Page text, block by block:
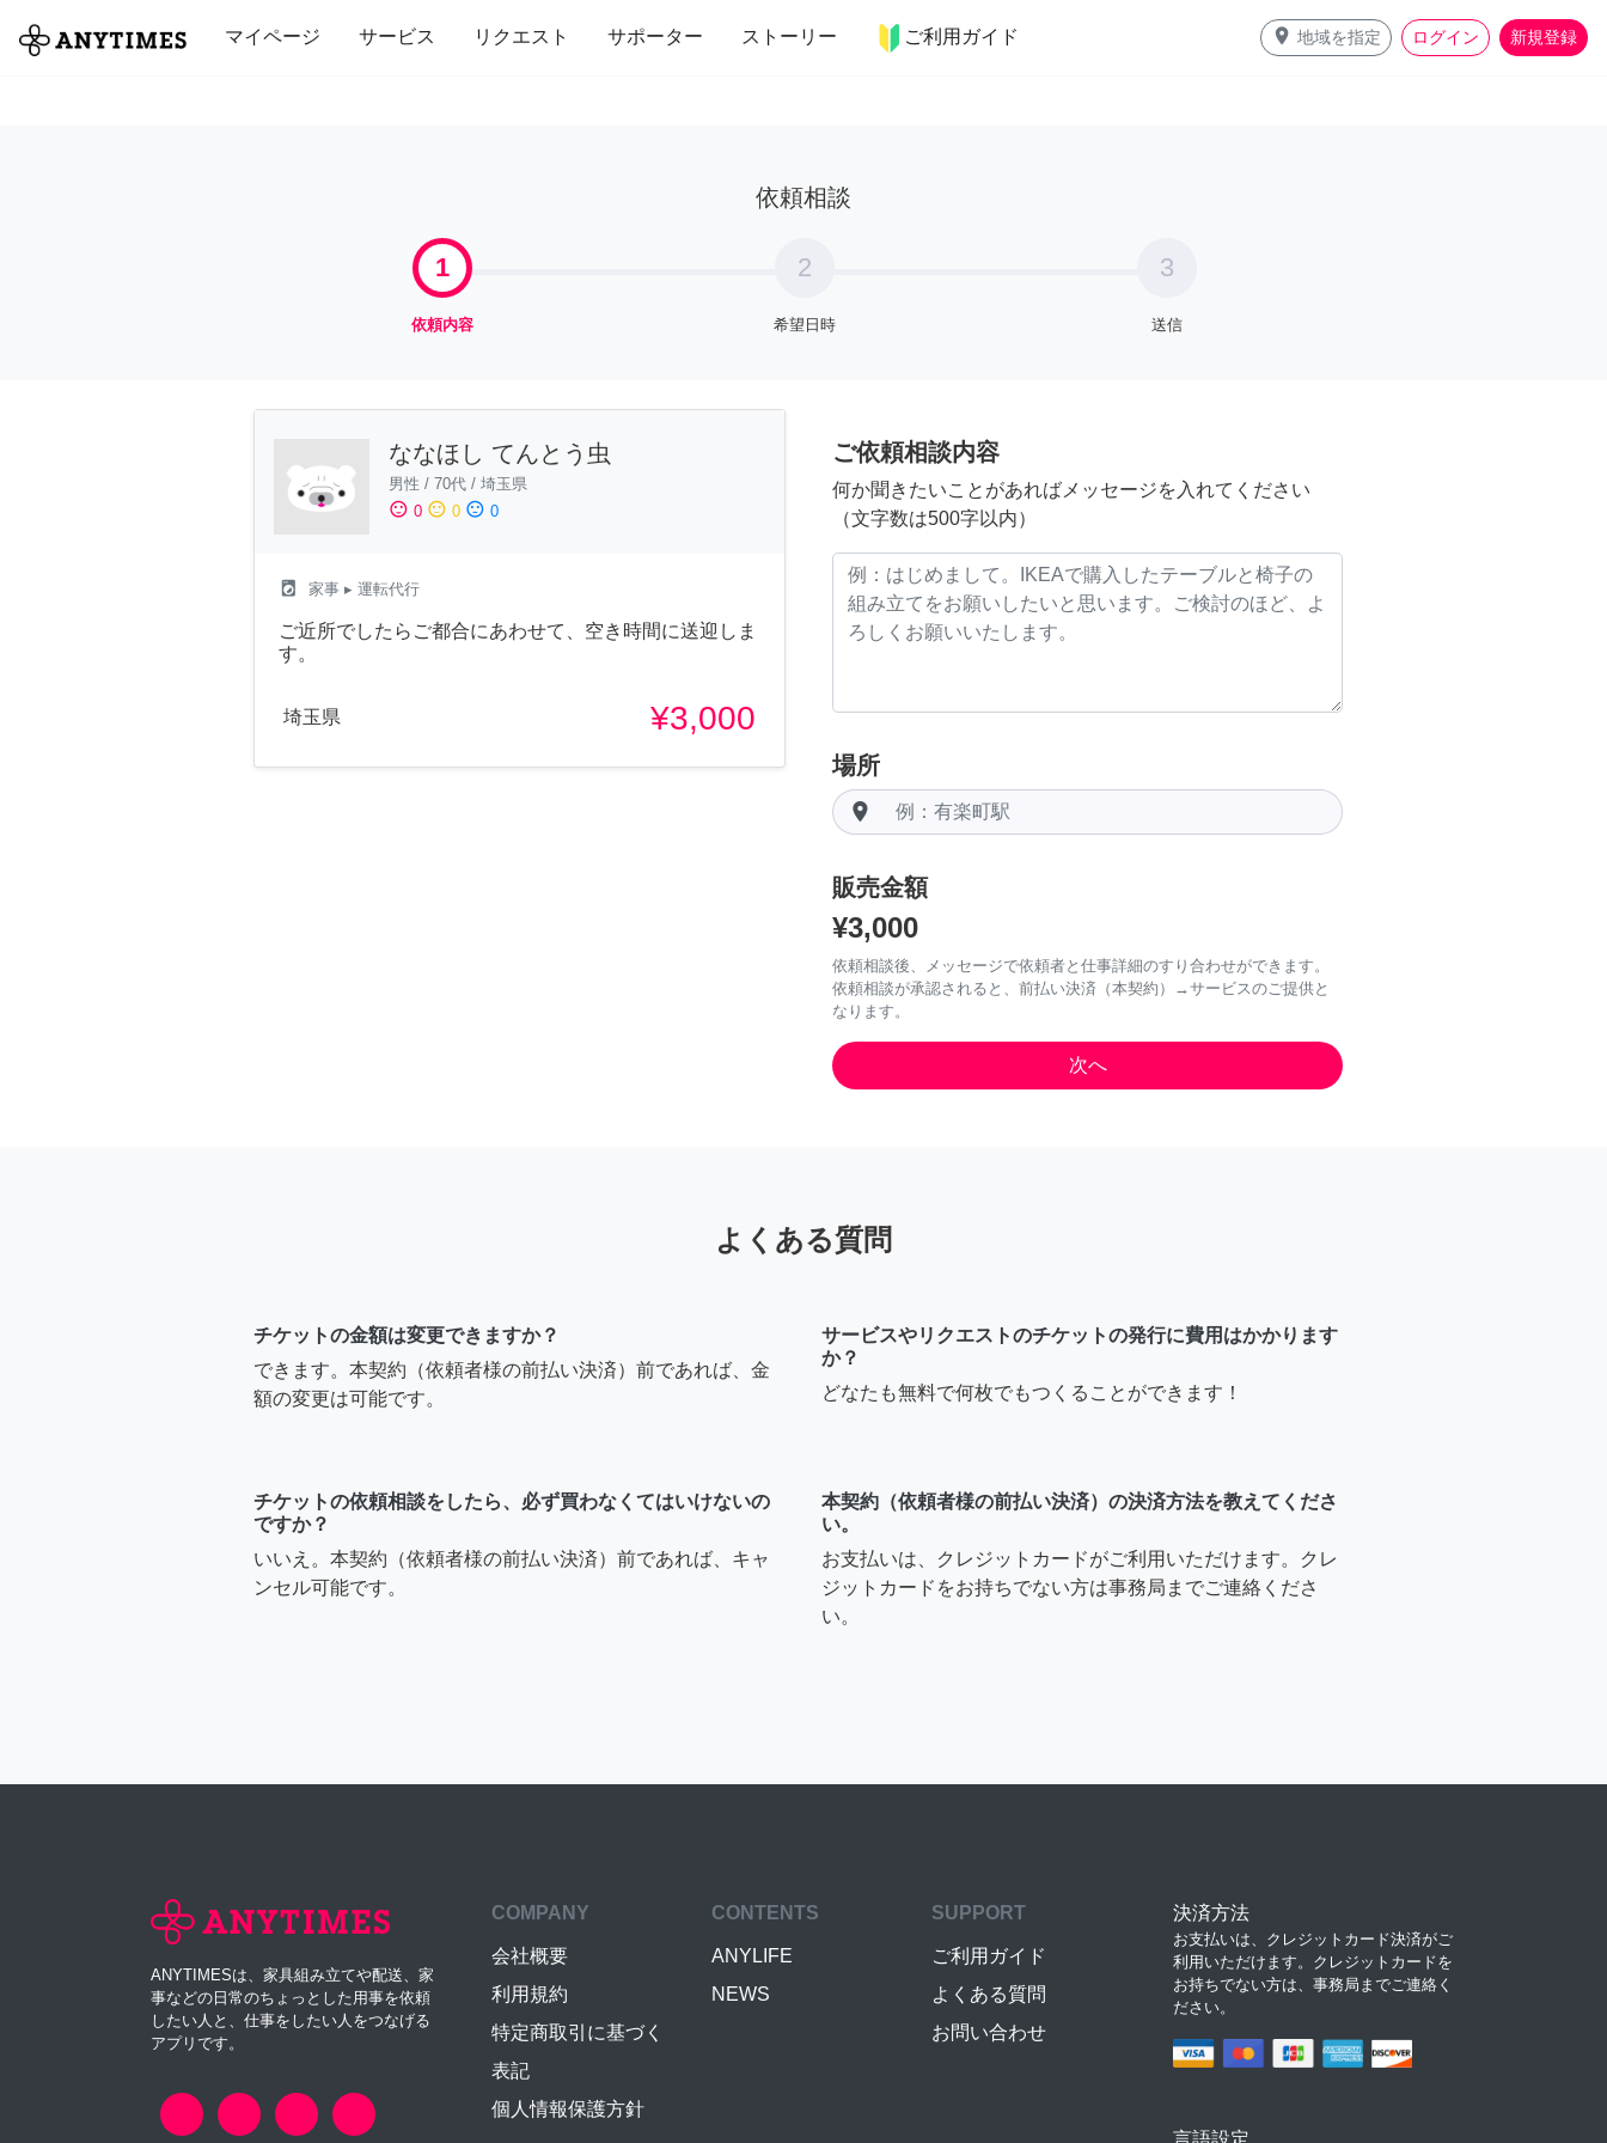
マイページ サービス リクエスト サポーター ストーリー ご利用ガイド place 地域を指定 ログイン 新規登録
全て 修理・組立 家事 引っ越し インテリア 趣味・習い事 ペット 料理
依頼相談
1
依頼内容
2
希望日時
3
送信
ななほし てんとう虫
男性 / 70代 / 埼玉県
sentiment_satisfied 0 sentiment_neutral 0 sentiment_dissatisfied 0
local_laundry_service 家事 ▸ 運転代行
ご近所でしたらご都合にあわせて、空き時間に送迎しま
す。
埼玉県 ¥3,000
ご依頼相談内容
何か聞きたいことがあればメッセージを入れてください
（文字数は500字以内）
場所
room
販売金額
¥3,000
依頼相談後、メッセージで依頼者と仕事詳細のすり合わせができます。
依頼相談が承認されると、前払い決済（本契約）→サービスのご提供と
なります。
よくある質問
チケットの金額は変更できますか？
できます。本契約（依頼者様の前払い決済）前であれば、金
額の変更は可能です。
サービスやリクエストのチケットの発行に費用はかかります
か？
どなたも無料で何枚でもつくることができます！
チケットの依頼相談をしたら、必ず買わなくてはいけないの
ですか？
いいえ。本契約（依頼者様の前払い決済）前であれば、キャ
ンセル可能です。
本契約（依頼者様の前払い決済）の決済方法を教えてくださ
い。
お支払いは、クレジットカードがご利用いただけます。クレ
ジットカードをお持ちでない方は事務局までご連絡くださ
い。
ANYTIMESは、家具組み立てや配送、家
事などの日常のちょっとした用事を依頼
したい人と、仕事をしたい人をつなげる
アプリです。
COMPANY
会社概要
利用規約
特定商取引に基づく
表記
個人情報保護方針
CONTENTS
ANYLIFE
NEWS
SUPPORT
ご利用ガイド
よくある質問
お問い合わせ
決済方法
お支払いは、クレジットカード決済がご
利用いただけます。クレジットカードを
お持ちでない方は、事務局までご連絡く
ださい。
言語設定